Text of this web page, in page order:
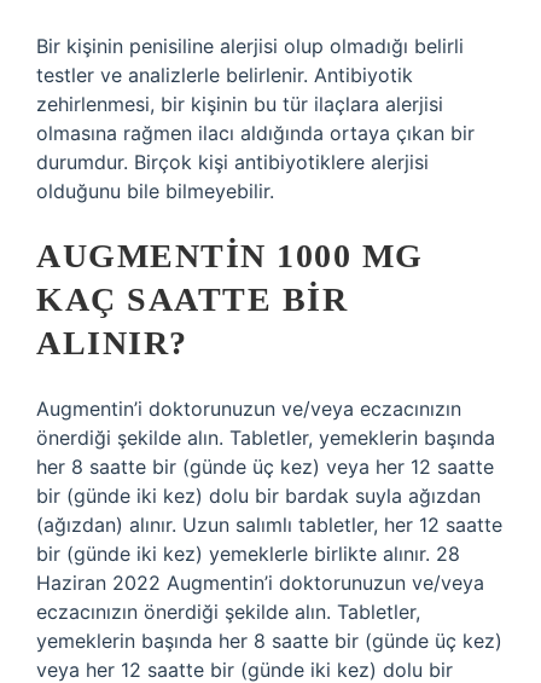
Bir kişinin penisiline alerjisi olup olmadığı belirli
testler ve analizlerle belirlenir. Antibiyotik
zehirlenmesi, bir kişinin bu tür ilaçlara alerjisi
olmasına rağmen ilacı aldığında ortaya çıkan bir
durumdur. Birçok kişi antibiyotiklere alerjisi
olduğunu bile bilmeyebilir.
AUGMENTIN 1000 MG
KAÇ SAATTE BIR
ALINIR?
Augmentin’i doktorunuzun ve/veya eczacınızın
önerdiği şekilde alın. Tabletler, yemeklerin başında
her 8 saatte bir (günde üç kez) veya her 12 saatte
bir (günde iki kez) dolu bir bardak suyla ağızdan
(ağızdan) alınır. Uzun salımlı tabletler, her 12 saatte
bir (günde iki kez) yemeklerle birlikte alınır. 28
Haziran 2022 Augmentin’i doktorunuzun ve/veya
eczacınızın önerdiği şekilde alın. Tabletler,
yemeklerin başında her 8 saatte bir (günde üç kez)
veya her 12 saatte bir (günde iki kez) dolu bir